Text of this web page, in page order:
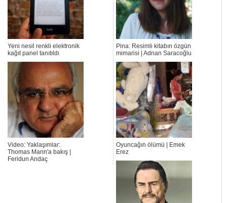
Yeni nesil renkli elektronik
kağıt panel tanıtıldı
Pina: Resimli kitabın özgün
mimarisi | Adnan Saracoğlu
Video: Yaklaşımlar:
Thomas Mann'a bakış |
Feridun Andaç
Oyuncağın ölümü | Emek
Erez